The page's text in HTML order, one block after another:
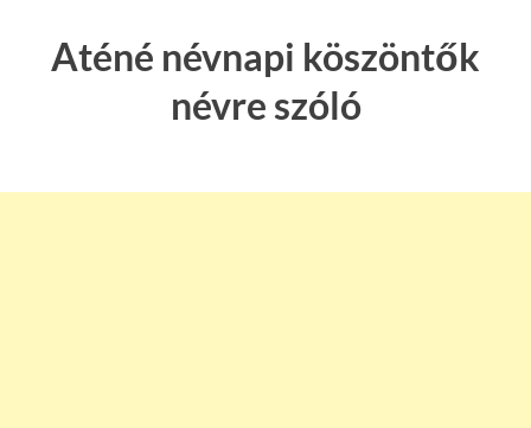
Aténé névnapi köszöntők
névre szóló